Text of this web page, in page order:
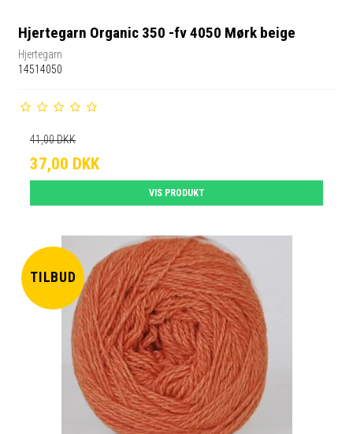
Hjertegarn Organic 350 -fv 4050 Mørk beige
Hjertegarn
14514050
41,00 DKK
37,00 DKK
VIS PRODUKT
TILBUD